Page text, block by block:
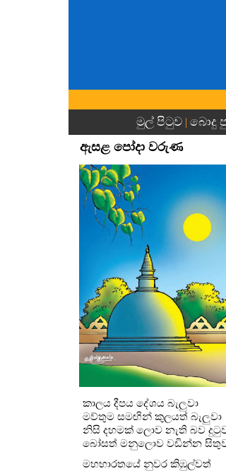
මුල් පිටුව | බොදු
ඇසළ පෝදා වරුණ
කාලය දීපය දේශය බැලුවා
මව්තුම සමඟින් කුලයත් බැලුවා
නිසි දහමක් ලොව නැති බව
බෝසත් මනුලොව වඩින්න
මහභාරතයේ නුවර කිඹුල්වත්